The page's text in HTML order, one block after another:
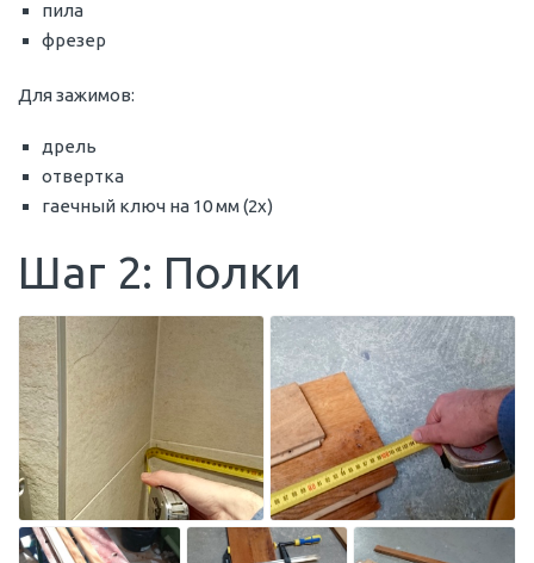
пила
фрезер
Для зажимов:
дрель
отвертка
гаечный ключ на 10 мм (2x)
Шаг 2: Полки